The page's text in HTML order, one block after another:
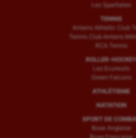
Les Spartiates
TENNIS
Amiens Athletic Club
Tennis Club Amiens
RCA Tennis
ROLLER-HOCKEY
Les Ecureuils
Green Falcons
ATHLÉTISME
NATATION
SPORT DE COMBAT
Boxe Anglaise